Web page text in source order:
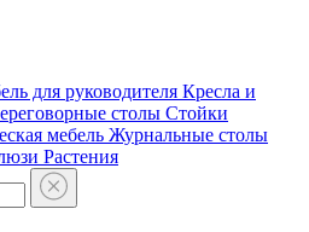
для руководителя Кресла и
столы Стойки
мебель Журнальные столы
Растения